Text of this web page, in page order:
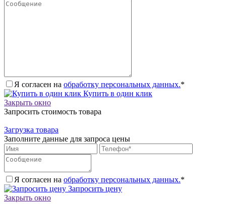
Я согласен на обработку персональных данных.*
Купить в один клик
Закрыть окно
Запросить стоимость товара
Загрузка товара
Заполните данные для запроса цены
Я согласен на обработку персональных данных.*
Запросить цену
Закрыть окно